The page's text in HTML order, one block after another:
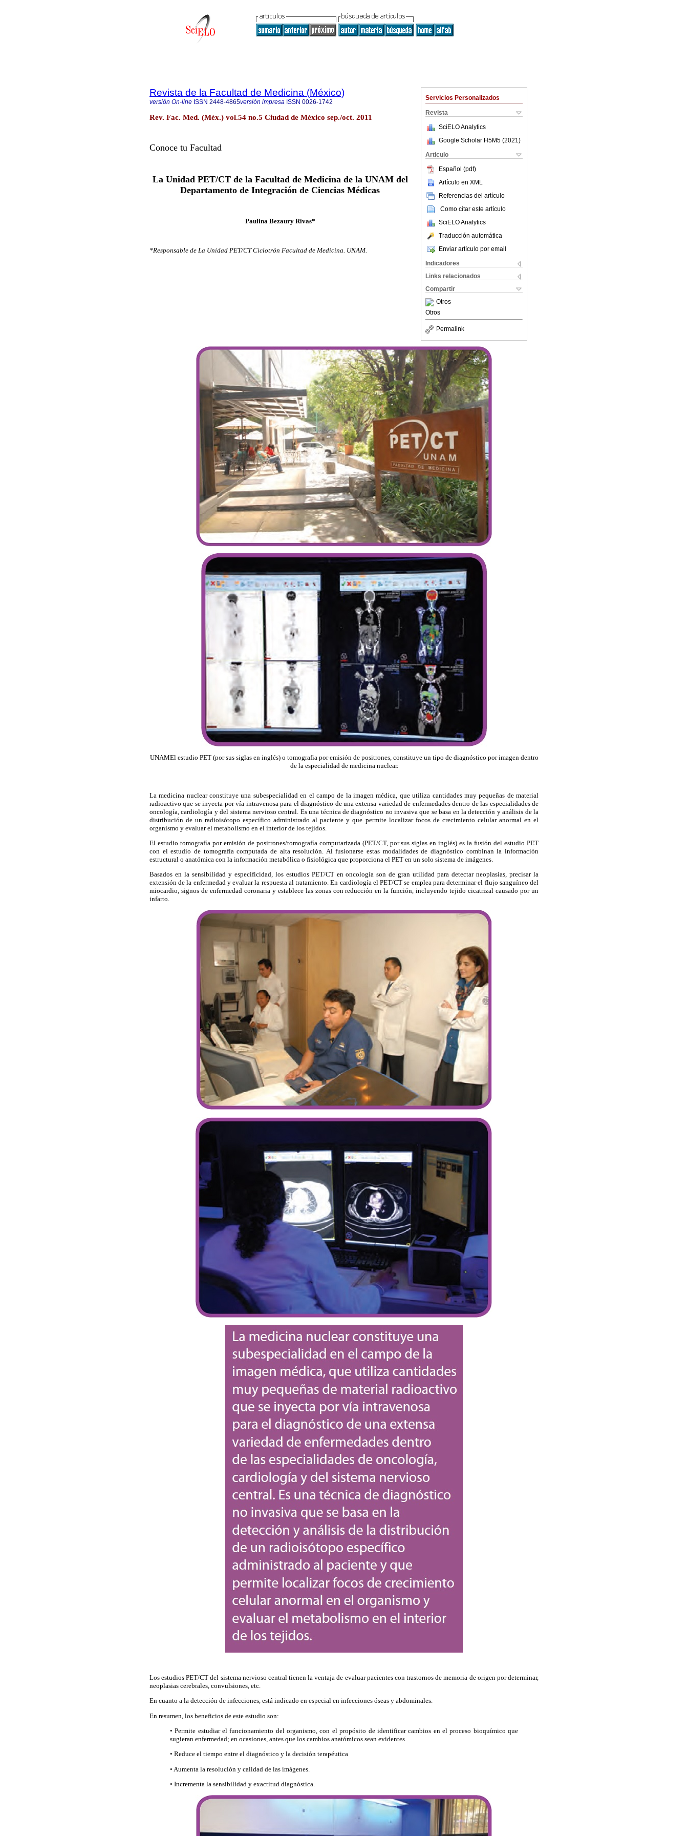
Servicios Personalizados
Revista
SciELO Analytics
Google Scholar H5M5 (2021 )
Articulo
Español (pdf)
Artículo en XML
Referencias del artículo
Como citar este artículo
SciELO Analytics
Traducción automática
Enviar artículo por email
Indicadores
Links relacionados
Compartir
Otros
Otros
Permalink
Revista de la Facultad de Medicina (México)
versión On-line ISSN 2448-4865versión impresa ISSN 0026-1742
Rev. Fac. Med. (Méx.) vol.54 no.5 Ciudad de México sep./oct. 2011
Conoce tu Facultad
La Unidad PET/CT de la Facultad de Medicina de la UNAM del
Departamento de Integración de Ciencias Médicas
Paulina Bezaury Rivas*
*Responsable de La Unidad PET/CT Ciclotrón Facultad de Medicina. UNAM.
UNAMEl estudio PET (por sus siglas en inglés) o tomografia por emisión de positrones, constituye un tipo de diagnóstico por imagen dentro
de la especialidad de medicina nuclear.
La medicina nuclear constituye una subespecialidad en el campo de la imagen médica, que utiliza cantidades muy pequeñas de material
radioactivo que se inyecta por vía intravenosa para el diagnóstico de una extensa variedad de enfermedades dentro de las especialidades de
oncología, cardiología y del sistema nervioso central. Es una técnica de diagnóstico no invasiva que se basa en la detección y análisis de la
distribución de un radioisótopo específico administrado al paciente y que permite localizar focos de crecimiento celular anormal en el
organismo y evaluar el metabolismo en el interior de los tejidos.
El estudio tomografía por emisión de positrones/tomografía computarizada (PET/CT, por sus siglas en inglés) es la fusión del estudio PET
con el estudio de tomografía computada de alta resolución. Al fusionarse estas modalidades de diagnóstico combinan la información
estructural o anatómica con la información metabólica o fisiológica que proporciona el PET en un solo sistema de imágenes.
Basados en la sensibilidad y especificidad, los estudios PET/CT en oncología son de gran utilidad para detectar neoplasias, precisar la
extensión de la enfermedad y evaluar la respuesta al tratamiento. En cardiología el PET/CT se emplea para determinar el flujo sanguíneo del
miocardio, signos de enfermedad coronaria y establece las zonas con reducción en la función, incluyendo tejido cicatrizal causado por un
infarto.
Los estudios PET/CT del sistema nervioso central tienen la ventaja de evaluar pacientes con trastornos de memoria de origen por determinar,
neoplasias cerebrales, convulsiones, etc.
En cuanto a la detección de infecciones, está indicado en especial en infecciones óseas y abdominales.
En resumen, los beneficios de este estudio son:
• Permite estudiar el funcionamiento del organismo, con el propósito de identificar cambios en el proceso bioquímico que
sugieran enfermedad; en ocasiones, antes que los cambios anatómicos sean evidentes.
• Reduce el tiempo entre el diagnóstico y la decisión terapéutica
• Aumenta la resolución y calidad de las imágenes.
• Incrementa la sensibilidad y exactitud diagnóstica.